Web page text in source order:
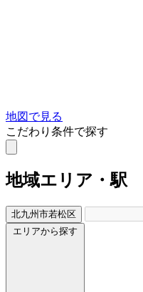
地図で見る
こだわり条件で探す
地域エリア・駅
北九州市若松区
エリアから探す